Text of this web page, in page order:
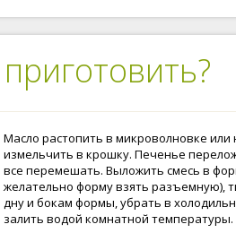
Масло растопить в микроволновке
измельчить в крошку. Печенье
все перемешать. Выложить смесь в
желательно форму взять разъемную),
дну и бокам формы, убрать в
залить водой комнатной температуры.